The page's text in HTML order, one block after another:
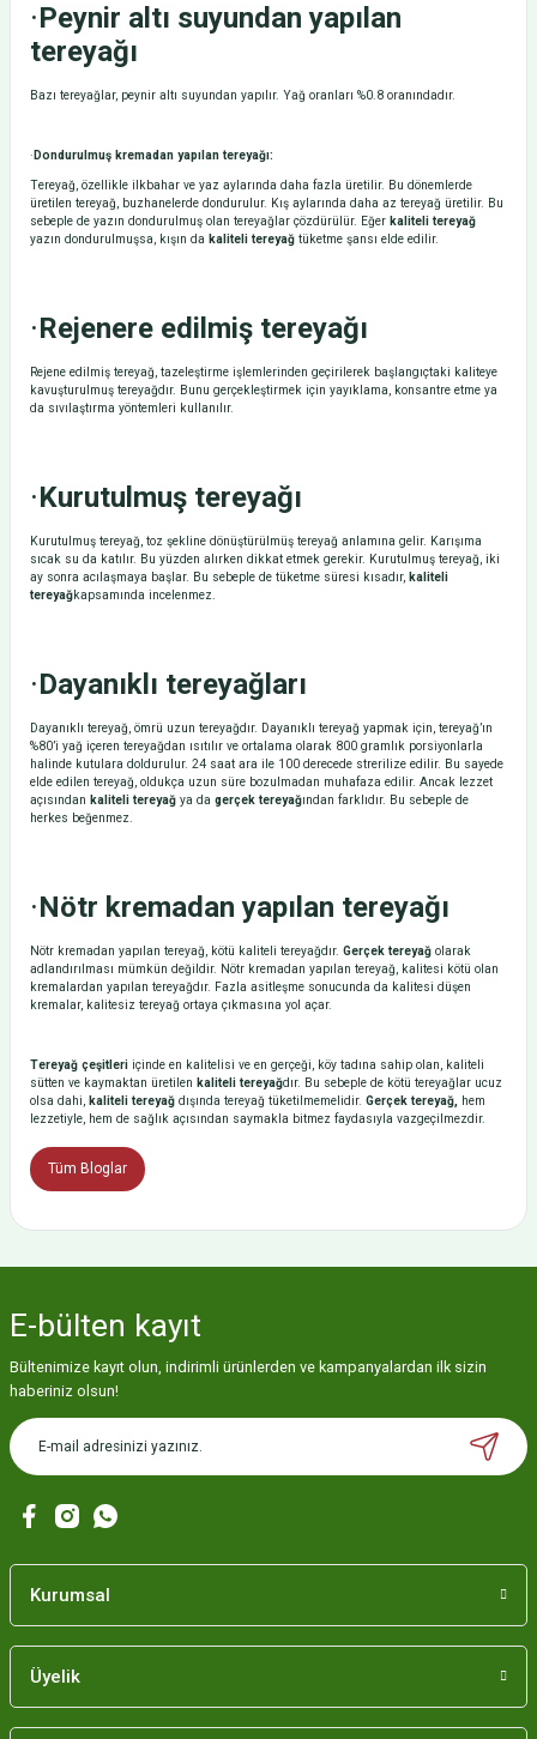
·Peynir altı suyundan yapılan
tereyağı
Bazı tereyağlar, peynir altı suyundan yapılır. Yağ oranları %0.8 oranındadır.
· Dondurulmuş kremadan yapılan tereyağı:
Tereyağ, özellikle ilkbahar ve yaz aylarında daha fazla üretilir. Bu dönemlerde
üretilen tereyağ, buzhanelerde dondurulur. Kış aylarında daha az tereyağ üretilir. Bu
sebeple de yazın dondurulmuş olan tereyağlar çözdürülür. Eğer kaliteli tereyağ
yazın dondurulmuşsa, kışın da kaliteli tereyağ tüketme şansı elde edilir.
·Rejenere edilmiş tereyağı
Rejene edilmiş tereyağ, tazeleştirme işlemlerinden geçirilerek başlangıçtaki kaliteye
kavuşturulmuş tereyağdır. Bunu gerçekleştirmek için yayıklama, konsantre etme ya
da sıvılaştırma yöntemleri kullanılır.
·Kurutulmuş tereyağı
Kurutulmuş tereyağ, toz şekline dönüştürülmüş tereyağ anlamına gelir. Karışıma
sıcak su da katılır. Bu yüzden alırken dikkat etmek gerekir. Kurutulmuş tereyağ, iki
ay sonra acılaşmaya başlar. Bu sebeple de tüketme süresi kısadır, kaliteli
tereyağkapsamında incelenmez.
·Dayanıklı tereyağları
Dayanıklı tereyağ, ömrü uzun tereyağdır. Dayanıklı tereyağ yapmak için, tereyağ’ın
%80’i yağ içeren tereyağdan ısıtılır ve ortalama olarak 800 gramlık porsiyonlarla
halinde kutulara doldurulur. 24 saat ara ile 100 derecede strerilize edilir. Bu sayede
elde edilen tereyağ, oldukça uzun süre bozulmadan muhafaza edilir. Ancak lezzet
açısından kaliteli tereyağ ya da gerçek tereyağından farklıdır. Bu sebeple de
herkes beğenmez.
·Nötr kremadan yapılan tereyağı
Nötr kremadan yapılan tereyağ, kötü kaliteli tereyağdır. Gerçek tereyağ olarak
adlandırılması mümkün değildir. Nötr kremadan yapılan tereyağ, kalitesi kötü olan
kremalardan yapılan tereyağdır. Fazla asitleşme sonucunda da kalitesi düşen
kremalar, kalitesiz tereyağ ortaya çıkmasına yol açar.
Tereyağ çeşitleri içinde en kalitelisi ve en gerçeği, köy tadına sahip olan, kaliteli
sütten ve kaymaktan üretilen kaliteli tereyağdır. Bu sebeple de kötü tereyağlar ucuz
olsa dahi, kaliteli tereyağ dışında tereyağ tüketilmemelidir. Gerçek tereyağ, hem
lezzetiyle, hem de sağlık açısından saymakla bitmez faydasıyla vazgeçilmezdir.
Tüm Bloglar
E-bülten kayıt
Bültenimize kayıt olun, indirimli ürünlerden ve kampanyalardan ilk sizin
haberiniz olsun!
Kurumsal
Üyelik